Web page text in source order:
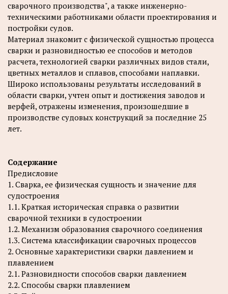
сварочного производства", а также инженерно-
техническими работниками области проектирования и
постройки судов.
Материал знакомит с физической сущностью процесса
сварки и разновидностью ее способов и методов
расчета, технологией сварки различных видов стали,
цветных металлов и сплавов, способами наплавки.
Широко использованы результаты исследований в
области сварки, учтен опыт и достижения заводов и
верфей, отражены изменения, произошедшие в
производстве судовых конструкций за последние 25
лет.
Содержание
Предисловие
1. Сварка, ее физическая сущность и значение для
судостроения
1.1. Краткая историческая справка о развитии
сварочной техники в судостроении
1.2. Механизм образования сварочного соединения
1.3. Система классификации сварочных процессов
2. Основные характеристики сварки давлением и
плавлением
2.1. Разновидности способов сварки давлением
2.2. Способы сварки плавлением